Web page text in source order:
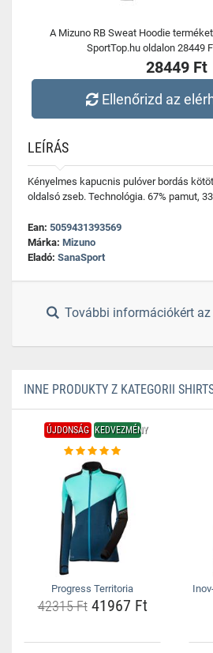
A Mizuno RB Sweat Hoodie
SportTop.hu oldalon 28449
28449 Ft
Ellenőrizd az
LEÍRÁS
Kényelmes kapucnis pulóver bordás
oldalsó zseb. Technológia. 67% pamut,
Ean: 5059431393569
Márka: Mizuno
Eladó: SanaSport
További információkért
INNE PRODUKTY Z KATEGORII
ÚJDONSÁG KEDVEZMÉNY
Progress Territoria
42315 Ft41967 Ft